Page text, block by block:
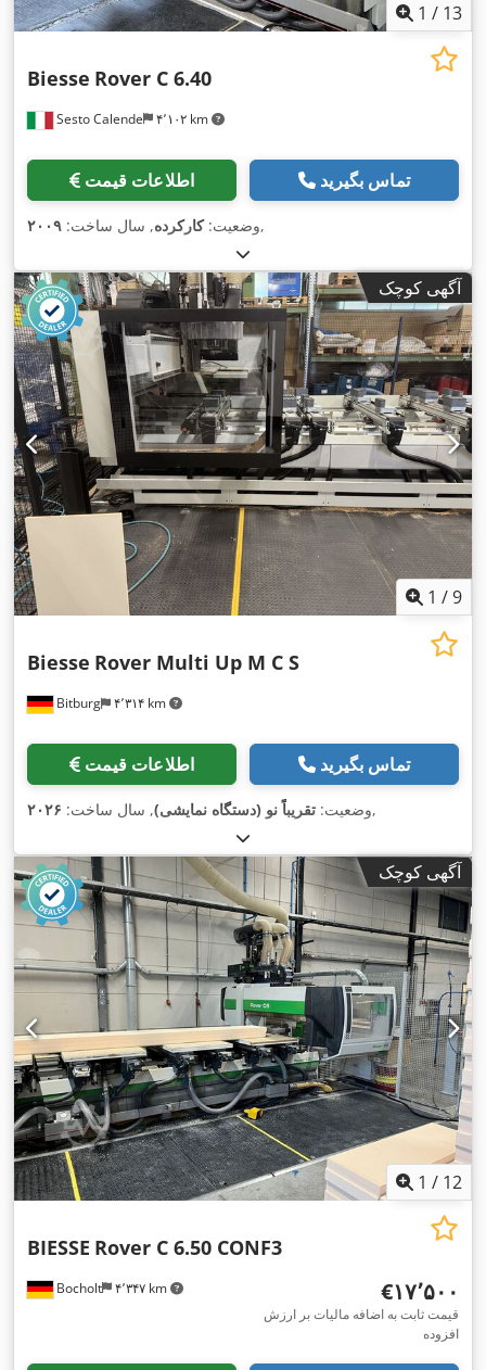
1 / 13
Sesto Calende ۴٬۱۰۲ km
Biesse Rover C 6.40
اطلاعات قیمت تماس بگیرید
وضعیت:کارکرده, سال ساخت: ۲۰۰۹ ,
آگهی کوچک
1 /9
Bitburg ۴٬۳۱۴ km
Biesse Rover Multi Up M C S
اطلاعات قیمت تماس بگیرید
وضعیت: تقریباً نو (دستگاه نمایشی), سال ساخت: ۲۰۲۶ ,
آگهی کوچک
1 / 12
Bocholt ۴٬۳۴۷ km
BIESSE Rover C 6.50 CONF3
‎€۱۷٬۵۰۰
قیمت ثابت به اضافه مالیات بر ارزش
افزوده